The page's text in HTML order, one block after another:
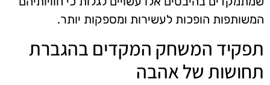
המשותפות הופכות לעשירות ומספקות יותר.
תפקיד המשחק המקדים בהגברת
תחושות של אהבה